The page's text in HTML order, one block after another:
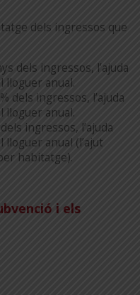
dels ingressos que
dels ingressos, l’ajuda
lloguer anual.
dels ingressos, l’ajuda
lloguer anual.
ingressos, l’ajuda
lloguer anual (l’ajut
habitatge).
i els